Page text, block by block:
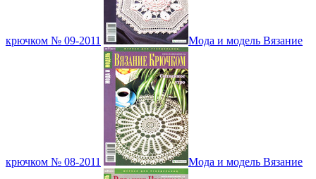
крючком № 09-2011 Мода и модель Вязание
крючком № 08-2011 Мода и модель Вязание